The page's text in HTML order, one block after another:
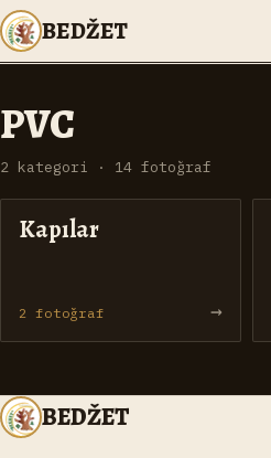
BEDŽET
PVC
2 kategori · 14 fotoğraf
Kapılar
2 fotoğraf →
BEDŽET